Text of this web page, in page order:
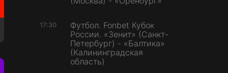
17:30
Футбол. Fonbet Кубок
России. «Зенит» (Санкт-
Петербург) - «Балтика»
(Калининградская
область)